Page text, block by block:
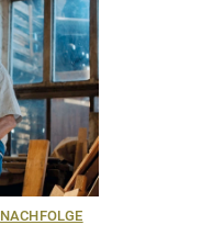
NACHFOLGE